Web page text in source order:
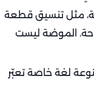
مثل تنسيق قطعة
الموضة ليست
لغة خاصة تعبّر